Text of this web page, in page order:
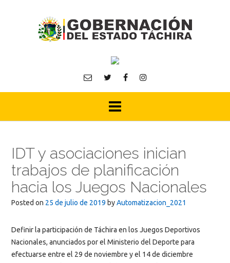
IDT y asociaciones inician
trabajos de planificación
hacia los Juegos Nacionales
Posted on 25 de julio de 2019 byAutomatizacion_2021
Definir la participación de Táchira en los Juegos Deportivos
Nacionales, anunciados por el Ministerio del Deporte para
efectuarse entre el 29 de noviembre y el 14 de diciembre